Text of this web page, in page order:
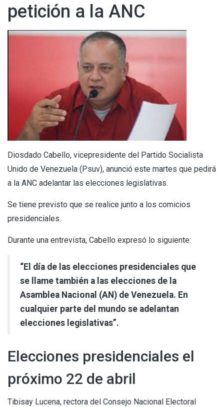
petición a la ANC
Diosdado Cabello, vicepresidente del Partido Socialista
Unido de Venezuela (Psuv), anunció este martes que pedirá
a la ANC adelantar las elecciones legislativas.
Se tiene previsto que se realice junto a los comicios
presidenciales.
Durante una entrevista, Cabello expresó lo siguiente:
“El día de las elecciones presidenciales que
se llame también a las elecciones de la
Asamblea Nacional (AN) de Venezuela. En
cualquier parte del mundo se adelantan
elecciones legislativas”.
Elecciones presidenciales el
próximo 22 de abril
Tibisay Lucena, rectora del Consejo Nacional Electoral